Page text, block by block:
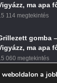
ma apa
114 megtekintés
gomba –
ma apa
060 megtekintés
a